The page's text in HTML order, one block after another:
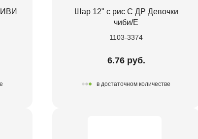
Шар 12" с рис С ДР Девочки
чиби/E
1103-3374
6.76 руб.
в достаточном количестве